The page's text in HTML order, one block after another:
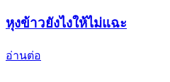
หุงข้าวยังไงให้ไม่แฉะ
อ่านต่อ